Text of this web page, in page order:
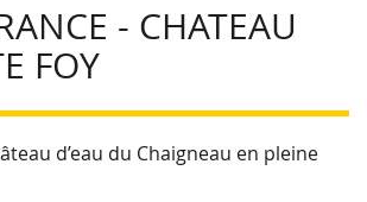
- CHATEAU
FOY
d’eau du Chaigneau en pleine